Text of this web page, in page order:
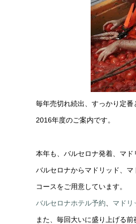
毎年売切れ続出、すっかり定番
2016年度のご案内です。
本年も、バルセロナ発着、マ
バルセロナからマドリッド、 マ
コースをご用意しています。
バルセロナホテル予約 マドリ
また、毎回大いに盛り上げる前